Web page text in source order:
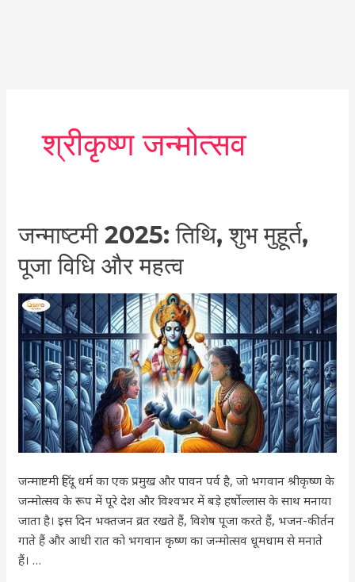
श्रीकृष्ण जन्मोत्सव
जन्माष्टमी 2025: तिथि, शुभ मुहूर्त,
पूजा विधि और महत्व
जन्माष्टमी हिंदू धर्म का एक प्रमुख और पावन पर्व है, जो भगवान श्रीकृष्ण के
जन्मोत्सव के रूप में पूरे देश और विश्वभर में बड़े हर्षोल्लास के साथ मनाया
जाता है। इस दिन भक्तजन व्रत रखते हैं, विशेष पूजा करते हैं, भजन-कीर्तन
गाते हैं और आधी रात को भगवान कृष्ण का जन्मोत्सव धूमधाम से मनाते
हैं। …
जन्माष्टमी
2025:
तिथि,
मुहूर्त,
पूजा
विधि
और
महत्व